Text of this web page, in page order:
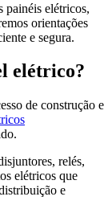
painéis elétricos,
orientações
e segura.
elétrico?
de construção e
relés,
elétricos que
e